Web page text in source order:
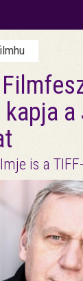
a
is a